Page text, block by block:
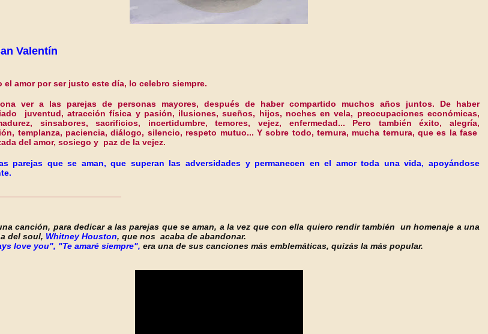
Valentín
el amor por ser justo este día, lo celebro siempre.
ver a las parejas de personas mayores, después de haber compartido muchos años juntos. De haber
juventud, atracción física y pasión, ilusiones, sueños, hijos, noches en vela, preocupaciones económicas,
sinsabores, sacrificios, incertidumbre, temores, vejez, enfermedad... Pero también éxito, alegría,
templanza, paciencia, diálogo, silencio, respeto mutuo... Y sobre todo, ternura, mucha ternura, que es la fase
del amor, sosiego y paz de la vejez.
parejas que se aman, que superan las adversidades y permanecen en el amor toda una vida, apoyándose
canción, para dedicar a las parejas que se aman, a la vez que con ella quiero rendir también un homenaje a una
del soul, Whitney Houston, que nos acaba de abandonar.
love you", "Te amaré siempre", era una de sus canciones más emblemáticas, quizás la más popular.